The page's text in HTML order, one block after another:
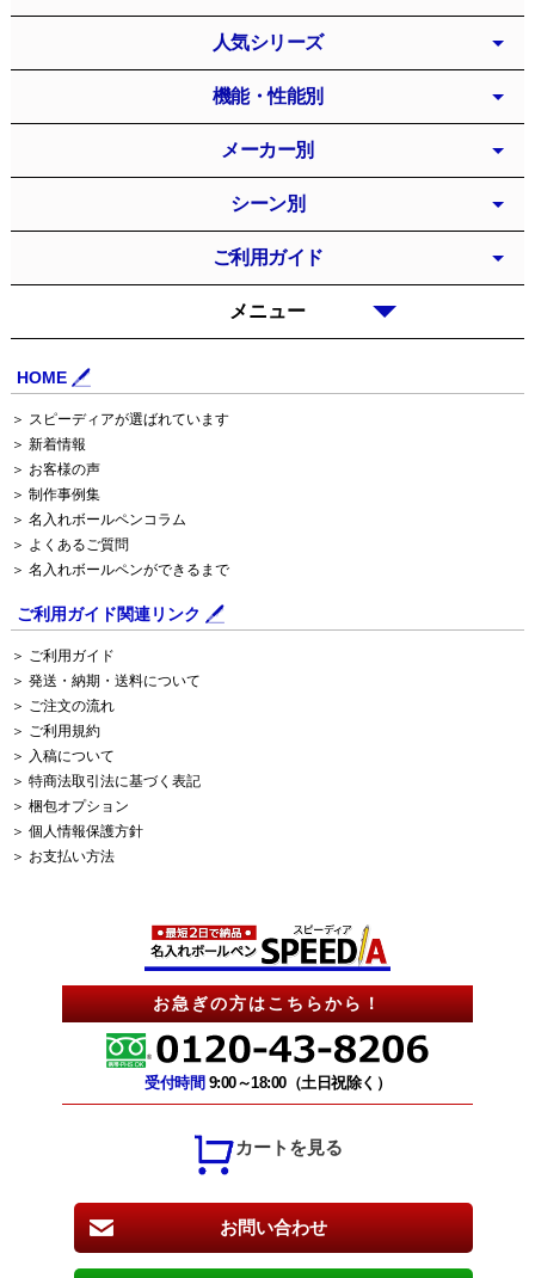
お急ぎの方はこちらから！
受付時間 9:00～18:00（土日祝除く）
カートを見る
お問い合わせ
HOME
＞ スピーディアが選ばれています
＞ 新着情報
＞ お客様の声
＞ 制作事例集
＞ 名入れボールペンコラム
＞ よくあるご質問
＞ 名入れボールペンができるまで
ご利用ガイド関連リンク
＞ ご利用ガイド
＞ 発送・納期・送料について
＞ ご注文の流れ
＞ ご利用規約
＞ 入稿について
＞ 特商法取引法に基づく表記
＞ 梱包オプション
＞ 個人情報保護方針
＞ お支払い方法
メニュー
人気シリーズ
機能・性能別
メーカー別
シーン別
ご利用ガイド